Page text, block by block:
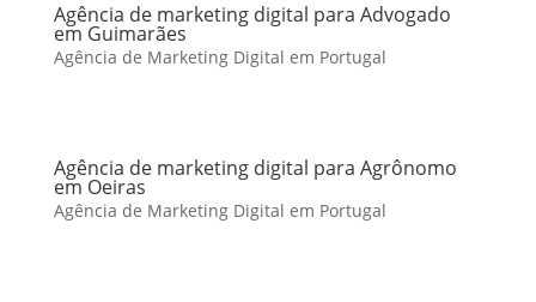
Agência de marketing digital para Advogado
em Guimarães
Agência de Marketing Digital em Portugal
Agência de marketing digital para Agrônomo
em Oeiras
Agência de Marketing Digital em Portugal